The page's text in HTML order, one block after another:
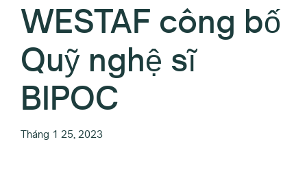
WESTAF công bố
Quỹ nghệ sĩ
BIPOC
Tháng 1 25, 2023